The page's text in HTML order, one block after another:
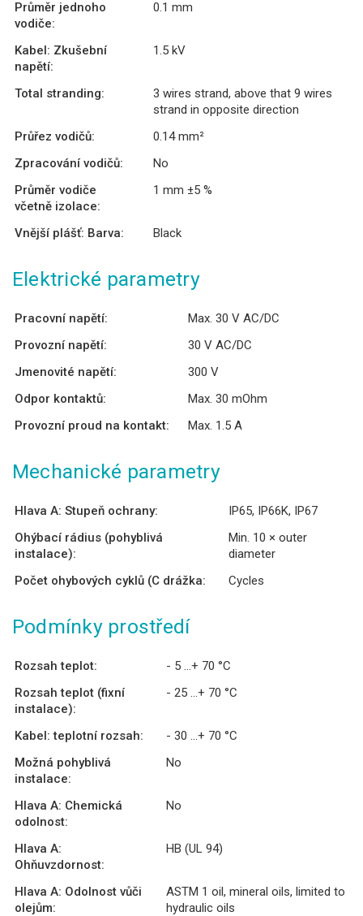
Průměr jednoho
vodiče:
0.1 mm
Kabel: Zkušební
napětí:
1.5 kV
Total stranding:
3 wires strand, above that 9 wires
strand in opposite direction
Průřez vodičů:
0.14 mm²
Zpracování vodičů:
No
Průměr vodiče
včetně izolace:
1 mm ±5 %
Vnější plášť: Barva: Black
Elektrické parametry
Pracovní napětí:
Max. 30 V AC/DC
Provozní napětí:
30 V AC/DC
Jmenovité napětí:
300 V
Odpor kontaktů:
Max. 30 mOhm
Provozní proud na kontakt:
Max. 1.5 A
Mechanické parametry
Hlava A: Stupeň ochrany:
IP65, IP66K, IP67
Ohýbací rádius (pohyblivá
instalace):
Min. 10 × outer
diameter
Počet ohybových cyklů (C drážka:
Cycles
Podmínky prostředí
Rozsah teplot:
- 5 ...+ 70 °C
Rozsah teplot (fixní
instalace):
- 25 ...+ 70 °C
Kabel: teplotní rozsah:
- 30 ...+ 70 °C
Možná pohyblivá
instalace:
No
Hlava A: Chemická
odolnost:
No
Hlava A:
Ohňuvzdornost:
HB (UL 94)
Hlava A: Odolnost vůči
olejům:
ASTM 1 oil, mineral oils, limited to
hydraulic oils